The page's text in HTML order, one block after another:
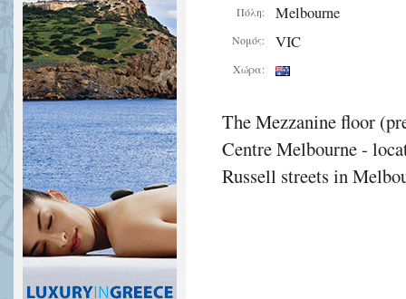
Πόλη: Melbourne
Νομός: VIC
Χώρα:
The Mezzanine floor
Centre Melbourne -
Russell streets in